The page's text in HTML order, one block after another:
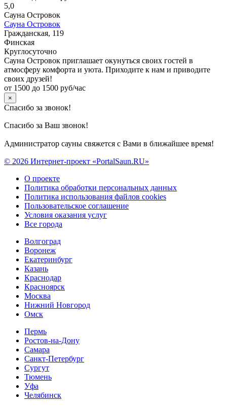
5,0
Сауна Островок
Сауна Островок
Гражданская, 119
Финская
Круглосуточно
Сауна Островок приглашает окунуться своих гостей в
атмосферу комфорта и уюта. Приходите к нам и приводите
своих друзей!
от 1500 до 1500 руб/час
×
Спасибо за звонок!
Спасибо за Ваш звонок!
Администратор сауны свяжется с Вами в ближайшее время!
© 2026 Интернет-проект «PortalSaun.RU»
О проекте
Политика обработки персональных данных
Политика использования файлов cookies
Пользовательское соглашение
Условия оказания услуг
Все города
Волгоград
Воронеж
Екатеринбург
Казань
Краснодар
Красноярск
Москва
Нижний Новгород
Омск
Пермь
Ростов-на-Дону
Самара
Санкт-Петербург
Сургут
Тюмень
Уфа
Челябинск